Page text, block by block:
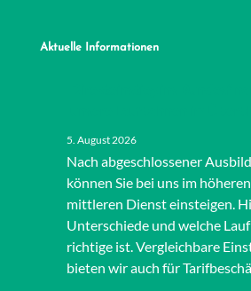
Aktuelle Informationen
5. August 2026
Nach abgeschlossener
können Sie bei uns im
mittleren Dienst einsteigen.
Unterschiede und welche
richtige ist. Vergleichbare
bieten wir auch für